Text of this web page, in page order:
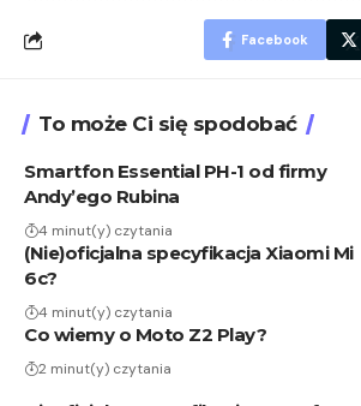
Facebook
To może Ci się spodobać
Smartfon Essential PH-1 od firmy
Andy’ego Rubina
4 minut(y) czytania
(Nie)oficjalna specyfikacja Xiaomi Mi
6c?
4 minut(y) czytania
Co wiemy o Moto Z2 Play?
2 minut(y) czytania